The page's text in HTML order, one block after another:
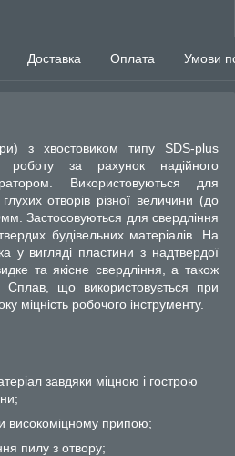
Доставка Оплата Умови
з хвостовиком типу SDS-plus
роботу за рахунок надійного
Використовуються для
отворів різної величини (до
Застосовуються для свердління
будівельних матеріалів. На
у вигляді пластини з надтвердої
та якісне свердління, а також
що використовується при
міцність робочого інструменту.
завдяки міцною і гострою
високоміцному припою;
пилу з отвору;